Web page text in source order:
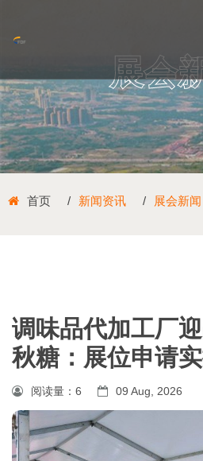
展会
首页 新闻资讯 展会新闻
调味品代加工厂
秋糖：展位申请
阅读量： 6 09 Aug, 2026